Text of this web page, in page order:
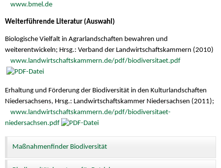
www.bmel.de
Weiterführende Literatur (Auswahl)
Biologische Vielfalt in Agrarlandschaften bewahren und
weiterentwickeln; Hrsg.: Verband der Landwirtschaftskammern (2010)
www.landwirtschaftskammern.de/pdf/biodiversitaet.pdf
Erhaltung und Förderung der Biodiversität in den Kulturlandschaften
Niedersachsens, Hrsg.: Landwirtschaftskammer Niedersachsen (2011);
www.landwirtschaftskammern.de/pdf/biodiversitaet-
niedersachsen.pdf
Maßnahmenfinder Biodiversität